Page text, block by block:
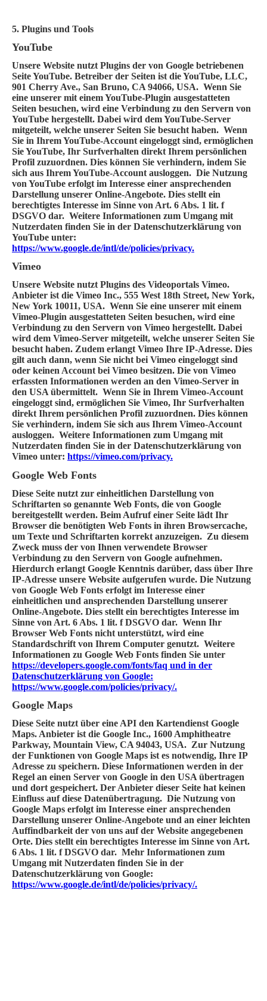
5. Plugins und Tools
YouTube
Unsere Website nutzt Plugins der von Google betriebenen
Seite YouTube. Betreiber der Seiten ist die YouTube, LLC,
901 Cherry Ave., San Bruno, CA 94066, USA. Wenn Sie
eine unserer mit einem YouTube-Plugin ausgestatteten
Seiten besuchen, wird eine Verbindung zu den Servern von
YouTube hergestellt. Dabei wird dem YouTube-Server
mitgeteilt, welche unserer Seiten Sie besucht haben. Wenn
Sie in Ihrem YouTube-Account eingeloggt sind, ermöglichen
Sie YouTube, Ihr Surfverhalten direkt Ihrem persönlichen
Profil zuzuordnen. Dies können Sie verhindern, indem Sie
sich aus Ihrem YouTube-Account ausloggen. Die Nutzung
von YouTube erfolgt im Interesse einer ansprechenden
Darstellung unserer Online-Angebote. Dies stellt ein
berechtigtes Interesse im Sinne von Art. 6 Abs. 1 lit. f
DSGVO dar. Weitere Informationen zum Umgang mit
Nutzerdaten finden Sie in der Datenschutzerklärung von
YouTube unter:
https://www.google.de/intl/de/policies/privacy.
Vimeo
Unsere Website nutzt Plugins des Videoportals Vimeo.
Anbieter ist die Vimeo Inc., 555 West 18th Street, New York,
New York 10011, USA. Wenn Sie eine unserer mit einem
Vimeo-Plugin ausgestatteten Seiten besuchen, wird eine
Verbindung zu den Servern von Vimeo hergestellt. Dabei
wird dem Vimeo-Server mitgeteilt, welche unserer Seiten Sie
besucht haben. Zudem erlangt Vimeo Ihre IP-Adresse. Dies
gilt auch dann, wenn Sie nicht bei Vimeo eingeloggt sind
oder keinen Account bei Vimeo besitzen. Die von Vimeo
erfassten Informationen werden an den Vimeo-Server in
den USA übermittelt. Wenn Sie in Ihrem Vimeo-Account
eingeloggt sind, ermöglichen Sie Vimeo, Ihr Surfverhalten
direkt Ihrem persönlichen Profil zuzuordnen. Dies können
Sie verhindern, indem Sie sich aus Ihrem Vimeo-Account
ausloggen. Weitere Informationen zum Umgang mit
Nutzerdaten finden Sie in der Datenschutzerklärung von
Vimeo unter: https://vimeo.com/privacy.
Google Web Fonts
Diese Seite nutzt zur einheitlichen Darstellung von
Schriftarten so genannte Web Fonts, die von Google
bereitgestellt werden. Beim Aufruf einer Seite lädt Ihr
Browser die benötigten Web Fonts in ihren Browsercache,
um Texte und Schriftarten korrekt anzuzeigen. Zu diesem
Zweck muss der von Ihnen verwendete Browser
Verbindung zu den Servern von Google aufnehmen.
Hierdurch erlangt Google Kenntnis darüber, dass über Ihre
IP-Adresse unsere Website aufgerufen wurde. Die Nutzung
von Google Web Fonts erfolgt im Interesse einer
einheitlichen und ansprechenden Darstellung unserer
Online-Angebote. Dies stellt ein berechtigtes Interesse im
Sinne von Art. 6 Abs. 1 lit. f DSGVO dar. Wenn Ihr
Browser Web Fonts nicht unterstützt, wird eine
Standardschrift von Ihrem Computer genutzt. Weitere
Informationen zu Google Web Fonts finden Sie unter
https://developers.google.com/fonts/faq und in der
Datenschutzerklärung von Google:
https://www.google.com/policies/privacy/.
Google Maps
Diese Seite nutzt über eine API den Kartendienst Google
Maps. Anbieter ist die Google Inc., 1600 Amphitheatre
Parkway, Mountain View, CA 94043, USA. Zur Nutzung
der Funktionen von Google Maps ist es notwendig, Ihre IP
Adresse zu speichern. Diese Informationen werden in der
Regel an einen Server von Google in den USA übertragen
und dort gespeichert. Der Anbieter dieser Seite hat keinen
Einfluss auf diese Datenübertragung. Die Nutzung von
Google Maps erfolgt im Interesse einer ansprechenden
Darstellung unserer Online-Angebote und an einer leichten
Auffindbarkeit der von uns auf der Website angegebenen
Orte. Dies stellt ein berechtigtes Interesse im Sinne von Art.
6 Abs. 1 lit. f DSGVO dar. Mehr Informationen zum
Umgang mit Nutzerdaten finden Sie in der
Datenschutzerklärung von Google:
https://www.google.de/intl/de/policies/privacy/.